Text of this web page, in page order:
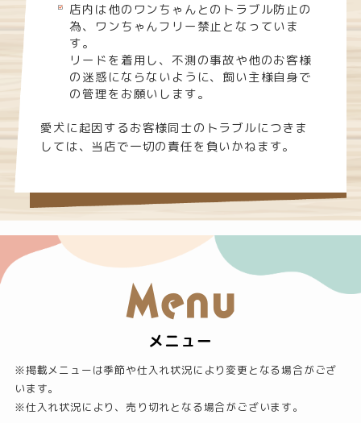
店内は他のワンちゃんとのトラブル防止の
為、ワンちゃんフリー禁止となっていま
す。
リードを着用し、不測の事故や他のお客様
の迷惑にならないように、飼い主様自身で
の管理をお願いします。
愛犬に起因するお客様同士のトラブルにつきま
しては、当店で一切の責任を負いかねます。
Menu
メニュー
※掲載メニューは季節や仕入れ状況により変更となる場合がござ
います。
※仕入れ状況により、売り切れとなる場合がございます。